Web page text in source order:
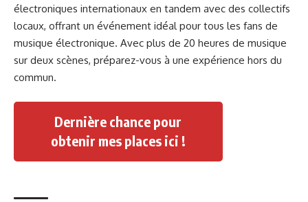
électroniques internationaux en tandem avec des collectifs
locaux, offrant un événement idéal pour tous les fans de
musique électronique. Avec plus de 20 heures de musique
sur deux scènes, préparez-vous à une expérience hors du
commun.
Dernière chance pour
obtenir mes places ici !